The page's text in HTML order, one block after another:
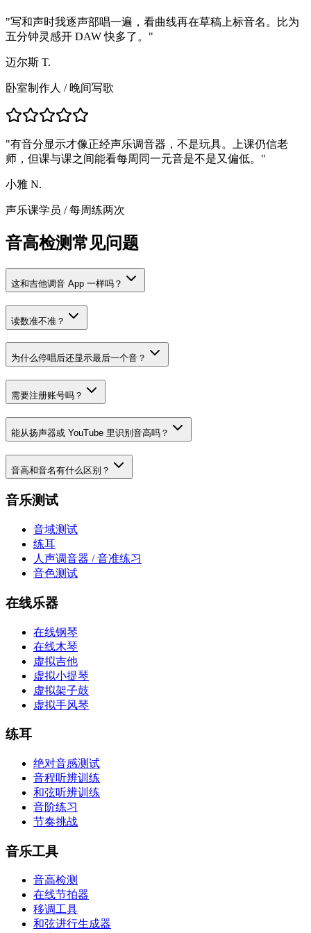
"写和声时我逐声部唱一遍，看曲线再在草稿上标音名。比为
五分钟灵感开 DAW 快多了。 "
迈尔斯 T.
卧室制作人 / 晚间写歌
"有音分显示才像正经声乐调音器，不是玩具。上课仍信老
师，但课与课之间能看每周同一元音是不是又偏低。 "
小雅 N.
声乐课学员 /每周练两次
音高检测常见问题
这和吉他调音 App 一样吗？
读数准不准？
为什么停唱后还显示最后一个音？
需要注册账号吗？
能从扬声器或 YouTube 里识别音高吗？
音高和音名有什么区别？
音乐测试
音域测试
练耳
人声调音器 / 音准练习
音色测试
在线乐器
在线钢琴
在线木琴
虚拟吉他
虚拟小提琴
虚拟架子鼓
虚拟手风琴
练耳
绝对音感测试
音程听辨训练
和弦听辨训练
音阶练习
节奏挑战
音乐工具
音高检测
在线节拍器
移调工具
和弦进行生成器